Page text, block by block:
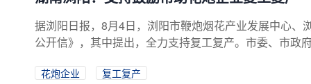
据浏阳日报，8月4日，浏阳市鞭炮烟花产业发展中心
公开信》，其中提出，全力支持复工复产。市委、市政
书、时间表和路线图。按照“企业主体、乡镇主责、专班
花炮企业
复工复产